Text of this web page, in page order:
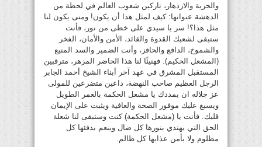
والحرية والازدهار، تاركين شعوب العالم في لحظة من
الدهشة عنوانها: كيف لمثل هذا أن يكون! ومتى يكون لنا
مثل هذا؟! سر يا سيدي على خطى من نور، فأنت
ستبقى لشعبك القدوة والقائد، الأمن والأمان، الفخر
والشموخ، الدافع والحافز، وأنت الضمير والسد المنيع
(المشعل الحكيم). فهنيئًا لنا هذا الحاضر المزهر، مترقبين
المستقبل المشرق في عهد آخر أبناء الشيخ أحمد الجابر
الرجل العظيم صاحب النهضة، داعين متضرعين للمولى
عز جلاله ان يمددك يا مشعل الحكمة بالعمر الطويل
ويسبغ عليك موفور الصحة والعافية ويثبت على الإيمان
قلبك. فأنت يا (مشعل الحكمة) كنت وستبقى لنا شعلة
الحق التي يهتدي بنورها كل ضال وينعم بدفئها كل
مظلوم ولا يأمن عذابها كل ظالم.